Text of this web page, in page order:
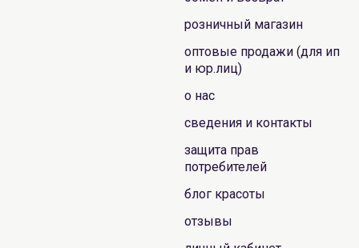
розничный магазин
оптовые продажи (для ип
и юр.лиц)
о нас
сведения и контакты
защита прав
потребителей
блог красоты
отзывы